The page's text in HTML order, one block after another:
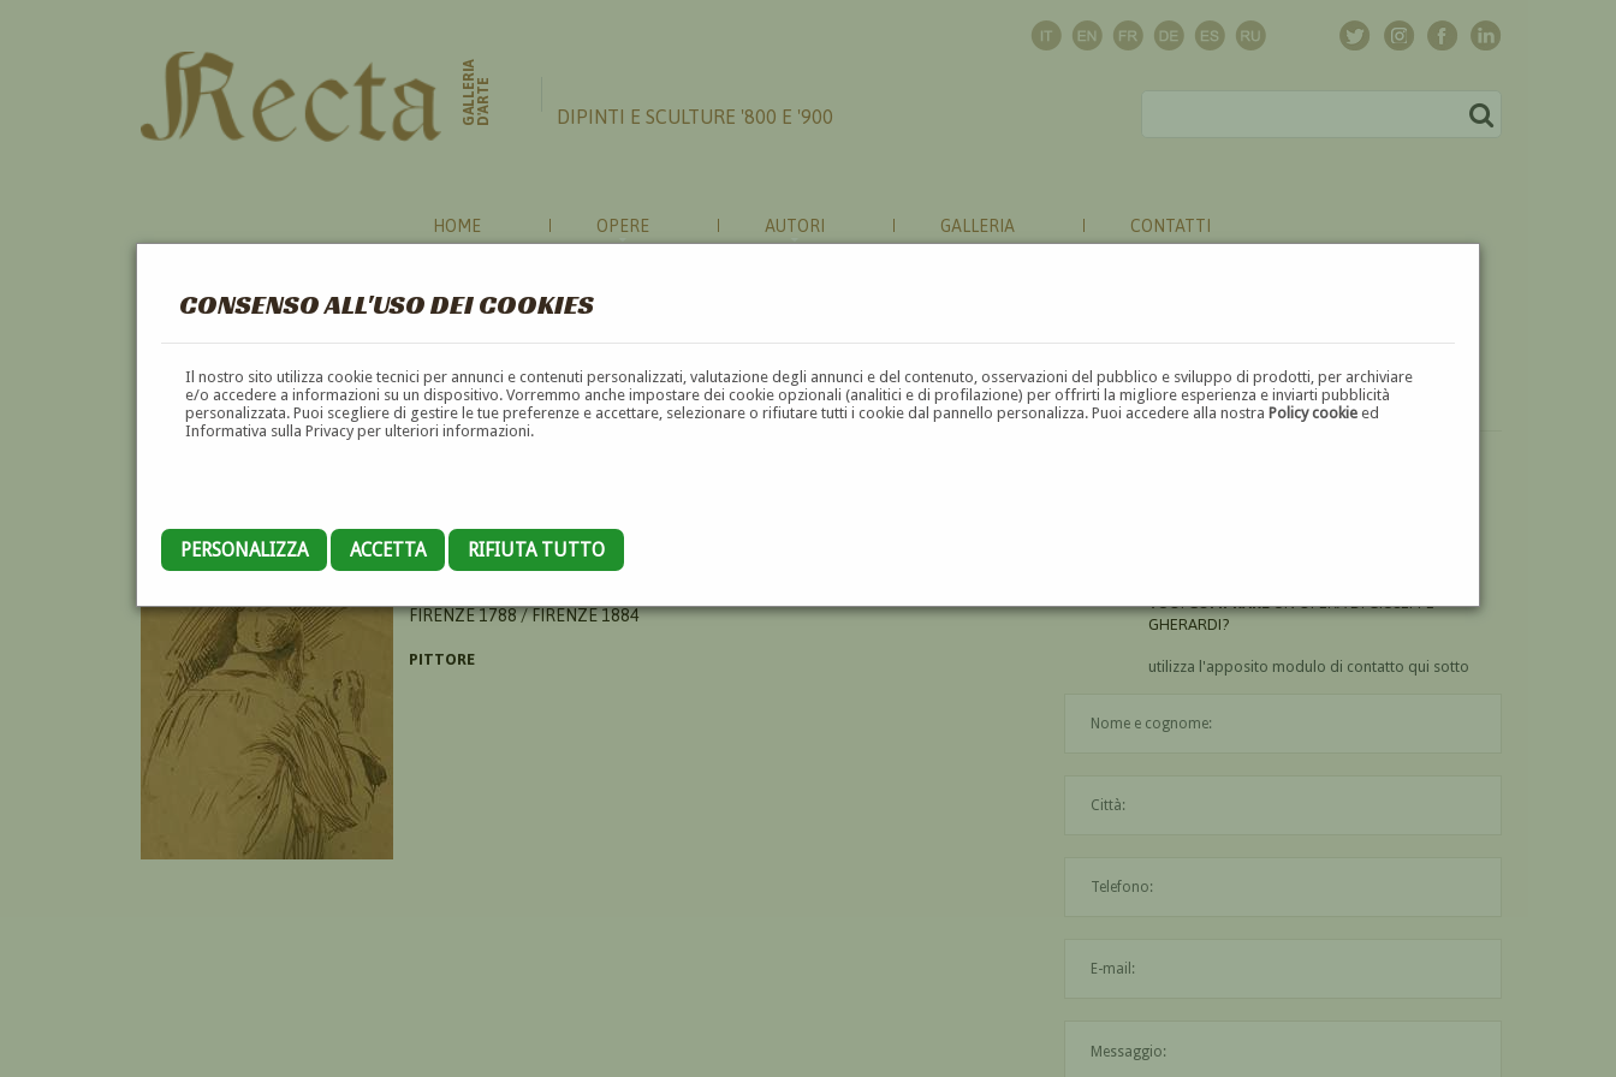
CONSENSO ALL'USO DEI COOKIES
Il nostro sito utilizza cookie tecnici per annunci e contenuti personalizzati, valutazione degli annunci e del contenuto, osservazioni del pubblico e sviluppo di prodotti, per archiviare
e/o accedere a informazioni su un dispositivo. Vorremmo anche impostare dei cookie opzionali (analitici e di profilazione) per offrirti la migliore esperienza e inviarti pubblicità
personalizzata. Puoi scegliere di gestire le tue preferenze e accettare, selezionare o rifiutare tutti i cookie dal pannello personalizza. Puoi accedere alla nostraPolicy cookie ed
Informativa sulla Privacy per ulteriori informazioni.
PERSONALIZZA ACCETTA RIFIUTA TUTTO
GALLERIAD'ARTE DIPINTI E SCULTURE '800 E '900
HOME OPERE AUTORI GALLERIA CONTATTI
GIUSEPPE GHERARDI
FIRENZE 1788 / FIRENZE 1884
PITTORE
VUOICOMPRAREUN'OPERA DI GIUSEPPE
GHERARDI?
utilizza l'apposito modulo di contatto qui sotto